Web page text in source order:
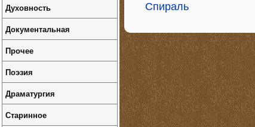
Спираль
Духовность
Документальная
Прочее
Поэзия
Драматургия
Старинное